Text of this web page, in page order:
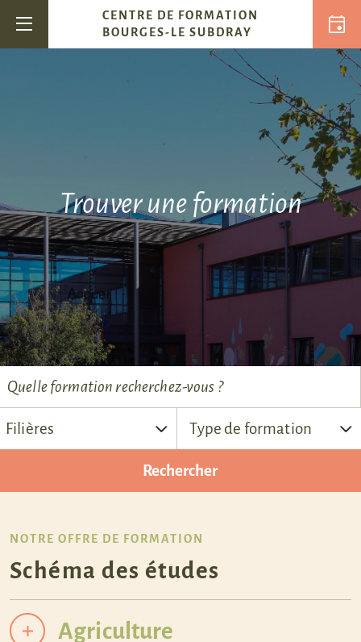
Navigation principale
CENTRE DE FORMATION
BOURGES-LE SUBDRAY
Trouver uneformation
Quelle formation recherchez-vous ?
NOTRE OFFRE DE FORMATION
Schéma des études
Agriculture